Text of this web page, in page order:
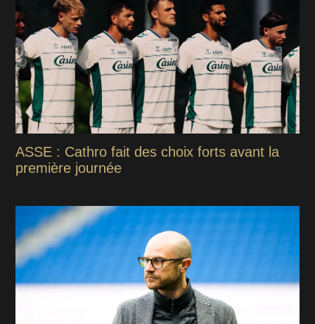
ASSE : Cathro fait des choix forts avant la
première journée